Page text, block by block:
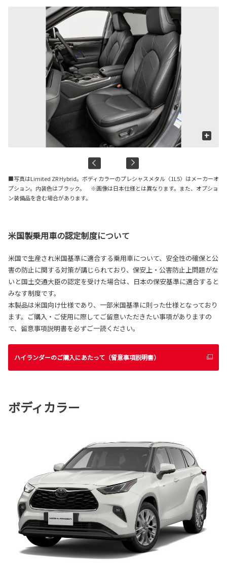
+
■写真はLimited ZR Hybrid。ボディカラーのプレシャスメタル〈1L5〉はメーカーオ
プション。内装色はブラック。 ※画像は日本仕様とは異なります。また、オプショ
ン装備品を含む場合があります。
米国製乗用車の認定制度について
米国で生産され米国基準に適合する乗用車について、安全性の確保と公
害の防止に関する対策が講じられており、保安上・公害防止上問題がな
いと国土交通大臣の認定を受けた場合は、日本の保安基準に適合すると
みなす制度です。
本製品は米国向け仕様であり、一部米国基準に則った仕様となっており
ます。ご購入・ご使用に際してご留意いただきたい事項がありますの
で、留意事項説明書を必ずご一読ください。
ハイランダーのご購入にあたって（留意事項説明書）
ボディカラー